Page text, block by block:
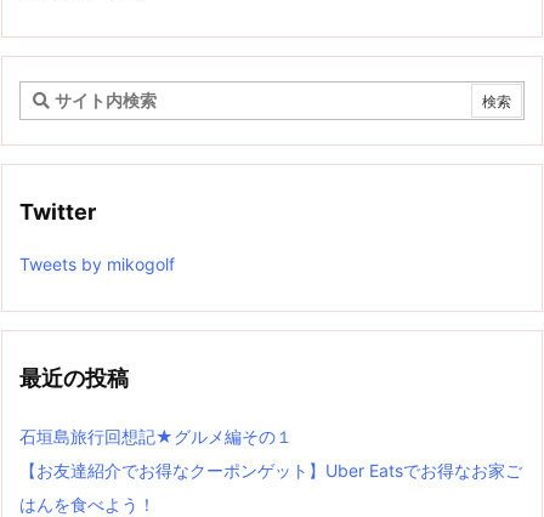
Twitter
Tweets by mikogolf
最近の投稿
石垣島旅行回想記★グルメ編その１
【お友達紹介でお得なクーポンゲット】Uber Eatsでお得なお家ご
はんを食べよう！